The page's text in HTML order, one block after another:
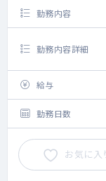
勤務内容
勤務内容詳細
給与
勤務日数
お気に入